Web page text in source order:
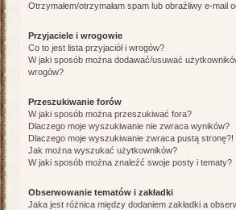
Otrzymałem/otrzymałam spam lub obraźliwy e-mail
Przyjaciele i wrogowie
Co to jest lista przyjaciół i wrogów?
W jaki sposób można dodawać/usuwać
wrogów?
Przeszukiwanie forów
W jaki sposób można przeszukiwać fora?
Dlaczego moje wyszukiwanie nie zwraca wyników?
Dlaczego moje wyszukiwanie zwraca pustą stronę?!
Jak można wyszukać użytkowników?
W jaki sposób można znaleźć swoje posty i tematy?
Obserwowanie tematów i zakładki
Jaka jest różnica między dodaniem zakładki a